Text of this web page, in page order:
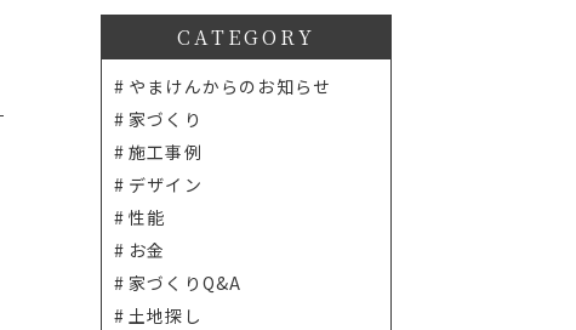
CATEGORY
やまけんからのお知らせ
家づくり
施工事例
デザイン
性能
お金
家づくりQ&A
土地探し